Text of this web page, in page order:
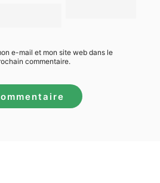
e-mail et mon site web dans le
commentaire.